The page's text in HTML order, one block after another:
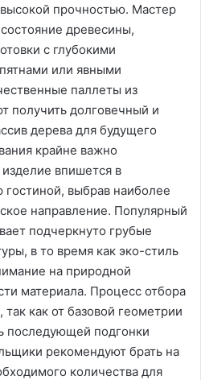
прочностью. Мастер
древесины,
с глубокими
или явными
паллеты из
получить долговечный и
дерева для будущего
крайне важно
впишется в
выбрав наиболее
направление. Популярный
подчеркнуто грубые
в то время как эко-стиль
на природной
материала. Процесс отбора
как от базовой геометрии
последующей подгонки
рекомендуют брать на
количества для